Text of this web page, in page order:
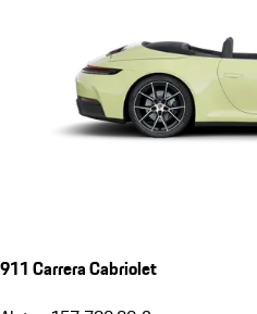
911 Carrera Cabriolet